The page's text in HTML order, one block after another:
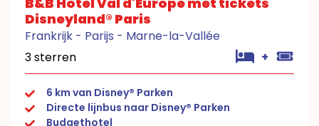
Disneyland® Paris
Frankrijk - Parijs - Marne-la-Vallée
3 sterren
+
6 km van Disney® Parken
Directe lijnbus naar Disney® Parken
Budgethotel